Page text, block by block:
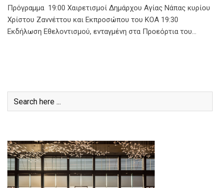
Πρόγραμμα 19:00 Χαιρετισμοί Δημάρχου Αγίας Νάπας κυρίου
Χρίστου Ζαννέττου και Εκπροσώπου του ΚΟΑ 19:30
Εκδήλωση Εθελοντισμού, ενταγμένη στα Προεόρτια του…